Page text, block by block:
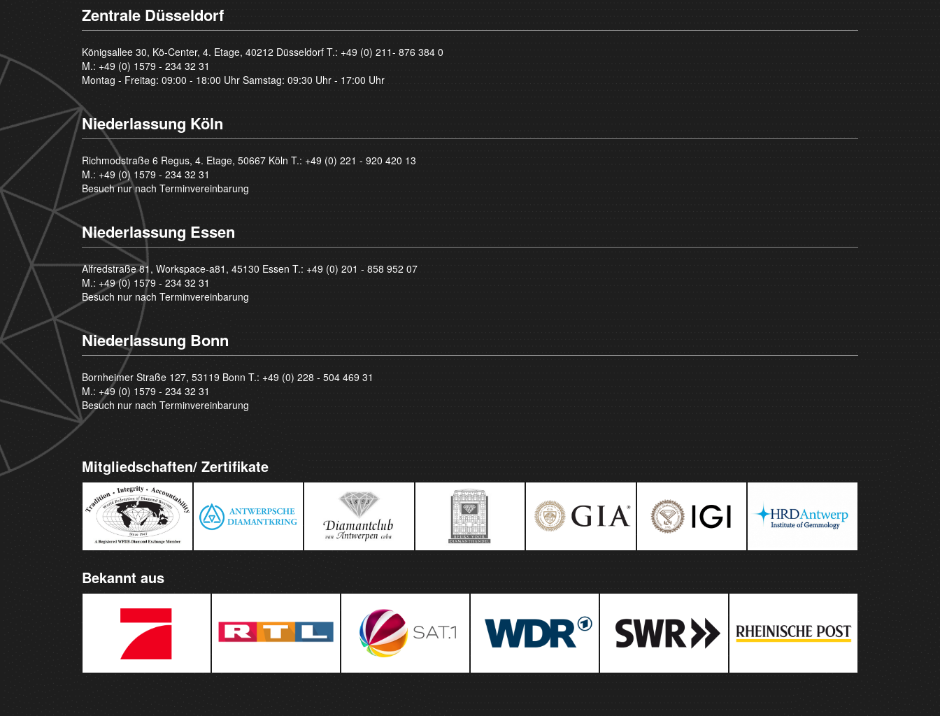
Zentrale Düsseldorf
Königsallee 30, Kö-Center, 4. Etage, 40212 Düsseldorf T.: +49 (0) 211- 876 384 0
M.: +49 (0) 1579 - 234 32 31
Montag - Freitag: 09:00 - 18:00 Uhr Samstag: 09:30 Uhr - 17:00 Uhr
Niederlassung Köln
Richmodstraße 6 Regus, 4. Etage, 50667 Köln T.: +49 (0) 221 - 920 420 13
M.: +49 (0) 1579 - 234 32 31
Besuch nur nach Terminvereinbarung
Niederlassung Essen
Alfredstraße 81, Workspace-a81, 45130 Essen T.: +49 (0) 201 - 858 952 07
M.: +49 (0) 1579 - 234 32 31
Besuch nur nach Terminvereinbarung
Niederlassung Bonn
Bornheimer Straße 127, 53119 Bonn T.: +49 (0) 228 - 504 469 31
M.: +49 (0) 1579 - 234 32 31
Besuch nur nach Terminvereinbarung
Mitgliedschaften/ Zertifikate
Bekannt aus